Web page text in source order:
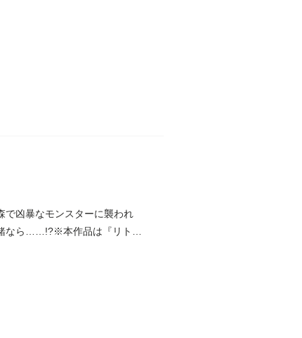
で凶暴なモンスターに襲われ
なら……!?※本作品は『リトル